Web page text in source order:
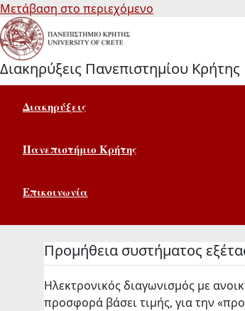
Μετάβαση στο περιεχόμενο
Διακηρύξεις Πανεπιστημίου Κρήτης
Διακηρύξεις
Πανεπιστήμιο Κρήτης
Επικοινωνία
Προμήθεια συστήματος
Ηλεκτρονικός διαγωνισμός με
προσφορά βάσει τιμής, για την